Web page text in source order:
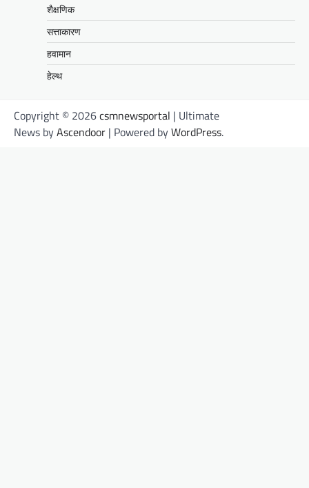
शैक्षणिक
सत्ताकारण
हवामान
हेल्थ
Copyright © 2026csmnewsportal | Ultimate
News byAscendoor | Powered byWordPress.